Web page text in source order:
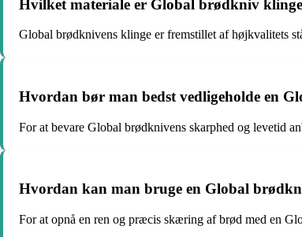
Hvilket materiale er Global brødkniv
Global brødknivens klinge er fremstillet af højkvalitets
Hvordan bør man bedst vedligeholde en
For at bevare Global brødknivens skarphed og levetid
Hvordan kan man bruge en Global
For at opnå en ren og præcis skæring af brød med en